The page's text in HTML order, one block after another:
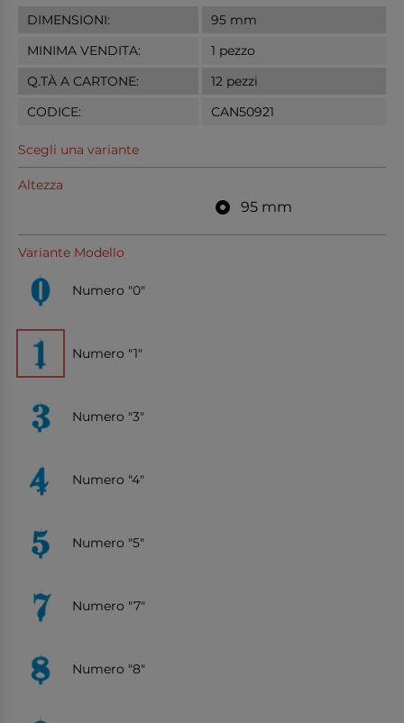
DIMENSIONI:
95 mm
MINIMA VENDITA:
1 pezzo
Q.TÀ A CARTONE:
12 pezzi
CODICE:
CAN50921
Scegli una variante
Altezza
95 mm
Variante Modello
Numero "0"
Numero "1"
Numero "3"
Numero "4"
Numero "5"
Numero "7"
Numero "8"